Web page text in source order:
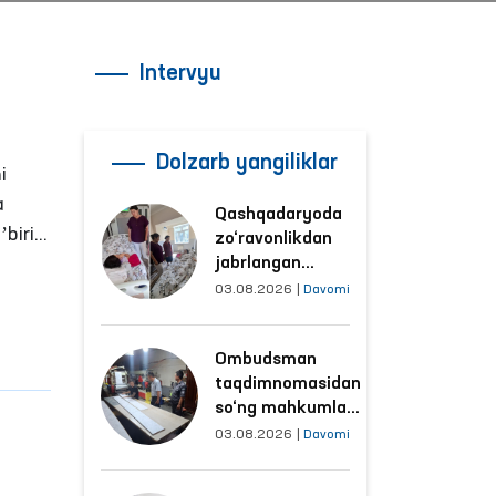
Intervyu
Dolzarb yangiliklar
Qashqadaryoda
zo‘ravonlikdan
jabrlangan
ayolning holati
o‘rganildi
03.08.2026 Davomi
Ombudsman
taqdimnomasidan
so‘ng mahkumlar
mehnat
03.08.2026 Davomi